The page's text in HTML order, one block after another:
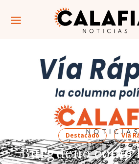
Destacado Vía
Burgueño como